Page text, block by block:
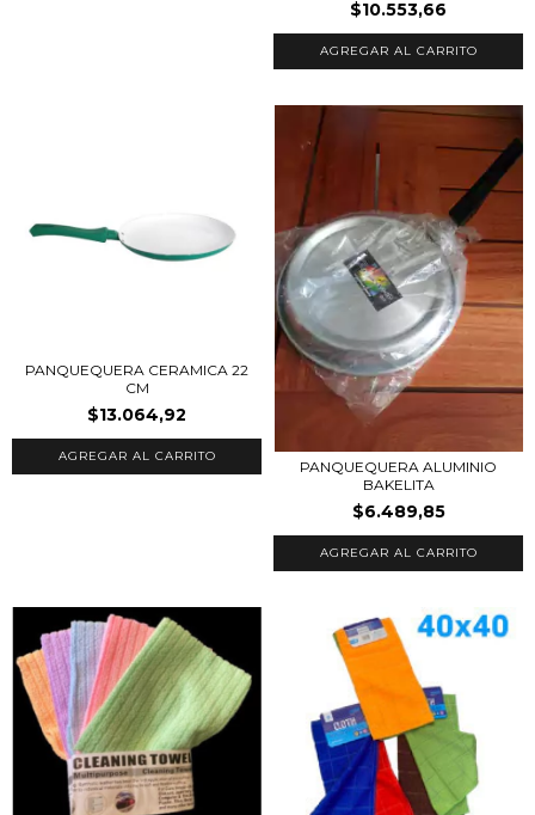
$10.553,66
PANQUEQUERA CERAMICA 22
CM
$13.064,92
PANQUEQUERA ALUMINIO
BAKELITA
$6.489,85